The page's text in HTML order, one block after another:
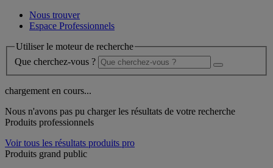
Nous trouver
Espace Professionnels
Utiliser le moteur de recherche
Que cherchez-vous ?
chargement en cours...
Nous n'avons pas pu charger les résultats de votre recherche
Produits professionnels
Voir tous les résultats produits pro
Produits grand public